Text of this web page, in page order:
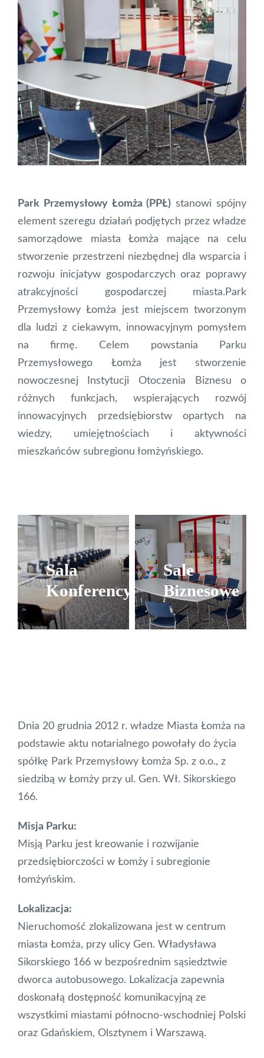
Park Przemysłowy Łomża (PPŁ) stanowi spójny
element szeregu działań podjętych przez władze
samorządowe miasta Łomża mające na celu
stworzenie przestrzeni niezbędnej dla wsparcia i
rozwoju inicjatyw gospodarczych oraz poprawy
atrakcyjności gospodarczej miasta.Park
Przemysłowy Łomża jest miejscem tworzonym
dla ludzi z ciekawym, innowacyjnym pomysłem
na firmę. Celem powstania Parku
Przemysłowego Łomża jest stworzenie
nowoczesnej Instytucji Otoczenia Biznesu o
różnych funkcjach, wspierających rozwój
innowacyjnych przedsiębiorstw opartych na
wiedzy, umiejętnościach i aktywności
mieszkańców subregionu łomżyńskiego.
Sala
Konferencyjna
Sale
Biznesowe
Dnia 20 grudnia 2012 r. władze Miasta Łomża na
podstawie aktu notarialnego powołały do życia
spółkę Park Przemysłowy Łomża Sp. z o.o., z
siedzibą w Łomży przy ul. Gen. Wł. Sikorskiego
166.
Misja Parku:
Misją Parku jest kreowanie i rozwijanie
przedsiębiorczości w Łomży i subregionie
łomżyńskim.
Lokalizacja:
Nieruchomość zlokalizowana jest w centrum
miasta Łomża, przy ulicy Gen. Władysława
Sikorskiego 166 w bezpośrednim sąsiedztwie
dworca autobusowego. Lokalizacja zapewnia
doskonałą dostępność komunikacyjną ze
wszystkimi miastami północno-wschodniej Polski
oraz Gdańskiem, Olsztynem i Warszawą.